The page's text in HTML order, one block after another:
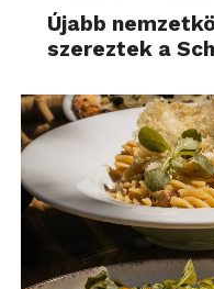
Újabb
szereztek a